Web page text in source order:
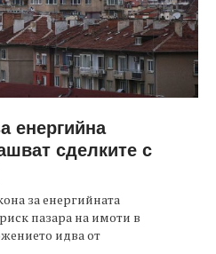
енергийна
сделките с
за енергийната
пазара на имоти в
идва от